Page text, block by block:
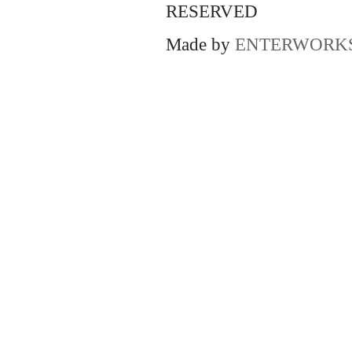
RESERVED
Made by